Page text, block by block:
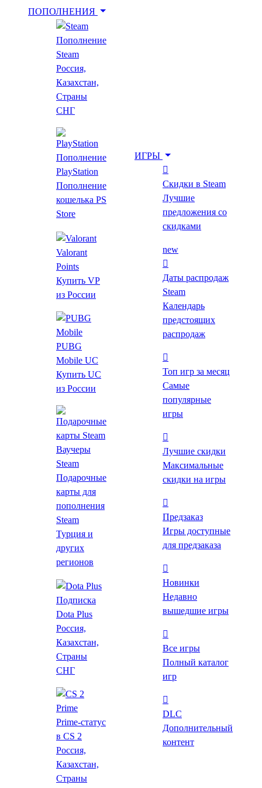
ПОПОЛНЕНИЯ
Пополнение
Steam
Россия,
Казахстан,
Страны
СНГ
Пополнение
PlayStation
Пополнение
кошелька PS
Store
Valorant
Points
Купить VP
из России
PUBG
Mobile UC
Купить UC
из России
Ваучеры
Steam
Подарочные
карты для
пополнения
Steam
Турция и
других
регионов
Подписка
Dota Plus
Россия,
Казахстан,
Страны
СНГ
Prime-статус
в CS 2
Россия,
Казахстан,
Страны
ИГРЫ
Скидки в Steam
Лучшие
предложения со
скидками
new
Даты распродаж
Steam
Календарь
предстоящих
распродаж
Топ игр за месяц
Самые
популярные
игры
Лучшие скидки
Максимальные
скидки на игры
Предзаказ
Игры доступные
для предзаказа
Новинки
Недавно
вышедшие игры
Все игры
Полный каталог
игр
DLC
Дополнительный
контент
Укажи игру для поиска лучшей цены
Показать фильтр
Главная
Комикс
Комикс
Топ за месяцnew
Предзаказ Новинки Выгодные скидки
Цена
Жанр
Экшены
Инди
Стратегии
Приключенческие
Казуальные
Симуляторы
Гонки
Спортивные
Многопользовательские
Теги
Комикс
Платформа
Windows
Linux
Режим игры
Для одного игрока
Для нескольких игроков
Против игроков